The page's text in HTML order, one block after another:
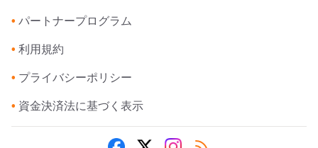
• パートナープログラム
• 利用規約
• プライバシーポリシー
• 資金決済法に基づく表示